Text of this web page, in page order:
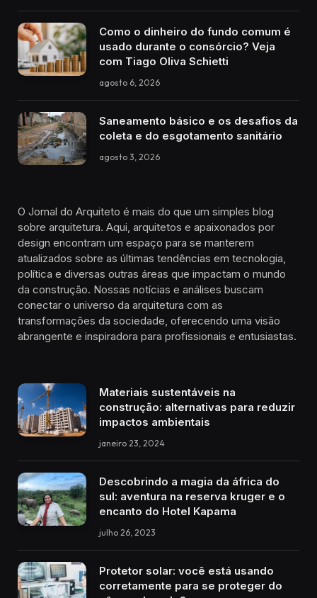
Como o dinheiro do fundo comum é
usado durante o consórcio? Veja
com Tiago Oliva Schietti
agosto 6, 2026
Saneamento básico e os desafios da
coleta e do esgotamento sanitário
agosto 3, 2026
O Jornal do Arquiteto é mais do que um simples blog
sobre arquitetura. Aqui, arquitetos e apaixonados por
design encontram um espaço para se manterem
atualizados sobre as últimas tendências em tecnologia,
política e diversas outras áreas que impactam o mundo
da construção. Nossas notícias e análises buscam
conectar o universo da arquitetura com as
transformações da sociedade, oferecendo uma visão
abrangente e inspiradora para profissionais e entusiastas.
Materiais sustentáveis na
construção: alternativas para reduzir
impactos ambientais
janeiro 23, 2024
Descobrindo a magia da áfrica do
sul: aventura na reserva kruger e o
encanto do Hotel Kapama
julho 26, 2023
Protetor solar: você está usando
corretamente para se proteger do